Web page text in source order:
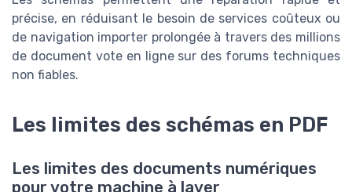
précise, en réduisant le besoin de services coûteux ou
de navigation importer prolongée à travers des millions
de document vote en ligne sur des forums techniques
non fiables.
Les limites des schémas en PDF
Les limites des documents numériques
pour votre machine à laver